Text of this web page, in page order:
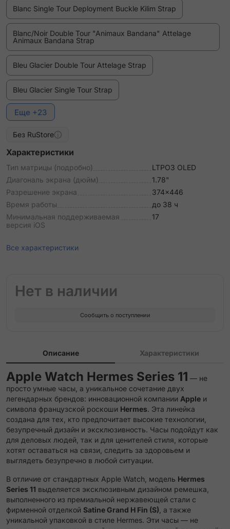
Blanc Single Tour Deployment Buckle Kilim Strap
Blanc/Noir Double Tour "Animaux Bandana" Attelage
Animaux Bandana Strap
Bleu Glacier Double Tour Attelage Strap
Bleu Glacier Single Tour Strap
Bleu Lin Double Tour Attelage Strap
Bleu Lin Single Tour Strap
Bleu Pastel Single Tour Deployment Buckle Kilim Strap
Bleu du Nord/Noir Double Tour "Animaux Bandana"
Attelage Animaux Bandana Strap
Bordeaux Single Tour Deployment Buckle Kilim Strap
Craie Double Tour Hapi Strap
Etoupe Single Tour Attelage Strap
Etoupe Single Tour Strap
Gold Double Tour Hapi Strap
Gold Single Tour Attelage Strap
Gold/Ecru Single Tour Toile H Strap
Gris Single Tour Grand H Fin Strap
Gris Single Tour Grand H Strap
Еще +23
Без RuStore
Характеристики
Тип матрицы (подробно)
LTPO3 OLED
Диагональ экрана (дюйм)
1.78"
Разрешение экрана
374x446
Время работы
до 38 ч
Минимальная поддерживаемая
версия iOS
17
Все характеристики
Нет в наличии
Сообщить о поступлении
Описание Характеристики
Apple Watch Hermes Series 11 — не
просто умные часы, а уникальное сочетание двух
легендарных брендов: инновационной компании Apple и
символа французской роскоши Hermes. Эта линейка
создана для тех, кто предпочитает высокие технологии,
безупречный дизайн и эксклюзивность. Часы подойдут как
для деловых людей, так и для ценителей стиля, которые
хотят оставаться на связи, следить за здоровьем и
выглядеть безупречно в любой ситуации.
В отличие от стандартных Apple Watch, модель Hermes
Series 11 выделяется эксклюзивным дизайном ремешка,
выполненного из премиальной нержавеющей стали с
фирменной отделкой Satine Grand H Fin (S) , а также
уникальной упаковкой в стиле Hermes. Эти часы — не